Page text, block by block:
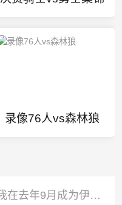
录像76人vs森林狼
NBA球星哈斯勒姆确认：我在去年9月成为伊普斯维奇少数股东